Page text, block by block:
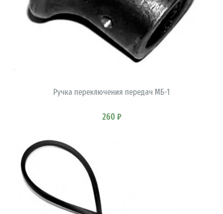
Ручка переключения передач МБ-1
260 ₽